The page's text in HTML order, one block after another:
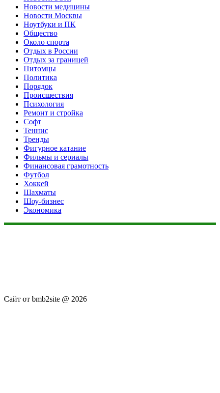
Новости медицины
Новости Москвы
Ноутбуки и ПК
Общество
Около спорта
Отдых в России
Отдых за границей
Питомцы
Политика
Порядок
Происшествия
Психология
Ремонт и стройка
Софт
Теннис
Тренды
Фигурное катание
Фильмы и сериалы
Финансовая грамотность
Футбол
Хоккей
Шахматы
Шоу-бизнес
Экономика
Сайт от bmb2site @ 2026